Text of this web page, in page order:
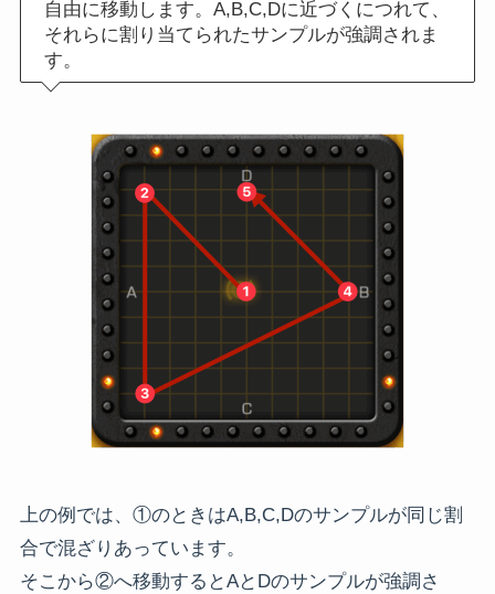
自由に移動します。A,B,C,Dに近づくにつれて、
それらに割り当てられたサンプルが強調されま
す。
上の例では、①のときはA,B,C,Dのサンプルが同じ割
合で混ざりあっています。
そこから②へ移動するとAとDのサンプルが強調さ